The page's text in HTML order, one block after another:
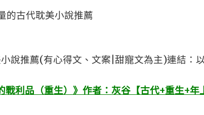
的古代耽美小說推薦
說推薦(有心得文、文案|甜寵文為主)連結：
戰利品（重生）》作者：灰谷【古代+重生+年